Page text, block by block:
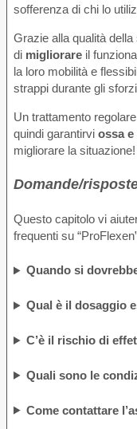
sofferenza di chi lo
Grazie alla qualità
di migliorare il
la loro mobilità e
strappi durante gli
Un trattamento
quindi garantirvi ossa
migliorare la situazione!
Domande/
Questo capitolo vi
frequenti su
Quando si
Qual è il dosaggio
C’è il rischio di
Quali sono le
Come contattare